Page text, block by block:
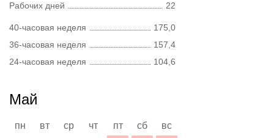
Рабочих дней
22
40-часовая неделя
175,0
36-часовая неделя
157,4
24-часовая неделя
104,6
Май
пн вт ср чт пт сб
вс